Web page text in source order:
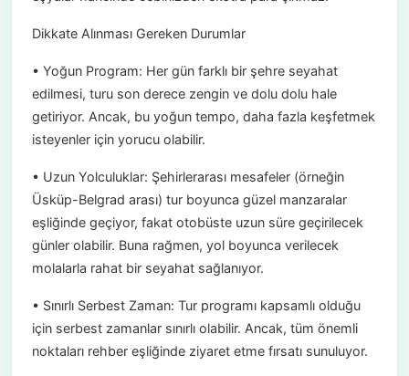
Dikkate Alınması Gereken Durumlar
• Yoğun Program: Her gün farklı bir şehre seyahat
edilmesi, turu son derece zengin ve dolu dolu hale
getiriyor. Ancak, bu yoğun tempo, daha fazla keşfetmek
isteyenler için yorucu olabilir.
• Uzun Yolculuklar: Şehirlerarası mesafeler (örneğin
Üsküp-Belgrad arası) tur boyunca güzel manzaralar
eşliğinde geçiyor, fakat otobüste uzun süre geçirilecek
günler olabilir. Buna rağmen, yol boyunca verilecek
molalarla rahat bir seyahat sağlanıyor.
• Sınırlı Serbest Zaman: Tur programı kapsamlı olduğu
için serbest zamanlar sınırlı olabilir. Ancak, tüm önemli
noktaları rehber eşliğinde ziyaret etme fırsatı sunuluyor.